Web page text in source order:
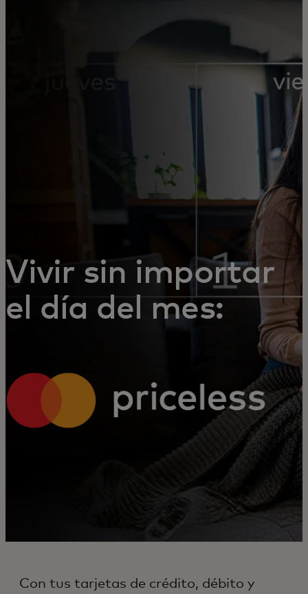
Para innovadores
Noticias y tendencias
Vivir sin importar
el día del mes:
Con tus tarjetas de crédito, débito y